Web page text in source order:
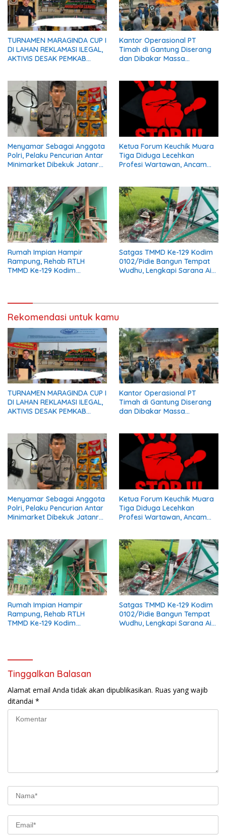
TURNAMEN MARAGINDA CUP I
DI LAHAN REKLAMASI ILEGAL,
AKTIVIS DESAK PEMKAB
Kantor Operasional PT
Timah di Gantung Diserang
dan Dibakar Massa
Pemicu
Menyamar Sebagai Anggota
Polri, Pelaku Pencurian Antar
Minimarket Dibekuk Jatanras
Ketua Forum Keuchik Muara
Tiga Diduga Lecehkan
Profesi Wartawan, Ancam
Rumah Impian Hampir
Rampung, Rehab RTLH
TMMD Ke-129 Kodim
Satgas TMMD Ke-129 Kodim
0102/Pidie Bangun Tempat
Wudhu, Lengkapi Sarana Air
Rekomendasi untuk kamu
TURNAMEN MARAGINDA CUP I
DI LAHAN REKLAMASI ILEGAL,
AKTIVIS DESAK PEMKAB
Kantor Operasional PT
Timah di Gantung Diserang
dan Dibakar Massa
Pemicu
Menyamar Sebagai Anggota
Polri, Pelaku Pencurian Antar
Minimarket Dibekuk Jatanras
Ketua Forum Keuchik Muara
Tiga Diduga Lecehkan
Profesi Wartawan, Ancam
Rumah Impian Hampir
Rampung, Rehab RTLH
TMMD Ke-129 Kodim
Satgas TMMD Ke-129 Kodim
0102/Pidie Bangun Tempat
Wudhu, Lengkapi Sarana Air
Tinggalkan Balasan
Alamat email Anda tidak akan dipublikasikan. Ruas yang wajib
ditandai *